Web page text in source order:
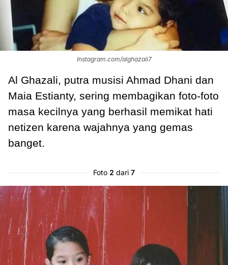
Instagram.com/alghazali7
Al Ghazali, putra musisi Ahmad Dhani dan
Maia Estianty, sering membagikan foto-foto
masa kecilnya yang berhasil memikat hati
netizen karena wajahnya yang gemas
banget.
Foto 2 dari 7